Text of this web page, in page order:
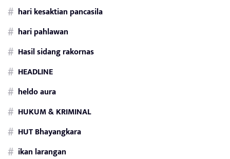
hari kesaktian pancasila
hari pahlawan
Hasil sidang rakornas
HEADLINE
heldo aura
HUKUM & KRIMINAL
HUT Bhayangkara
ikan larangan